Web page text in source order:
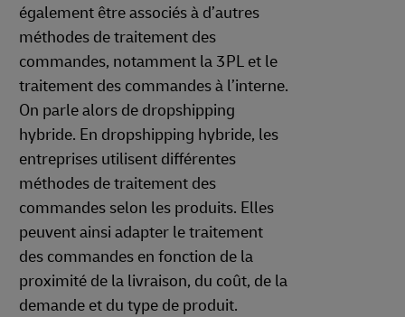
également être associés à d’autres
méthodes de traitement des
commandes, notamment la 3PL et le
traitement des commandes à l’interne.
On parle alors de dropshipping
hybride. En dropshipping hybride, les
entreprises utilisent différentes
méthodes de traitement des
commandes selon les produits. Elles
peuvent ainsi adapter le traitement
des commandes en fonction de la
proximité de la livraison, du coût, de la
demande et du type de produit.